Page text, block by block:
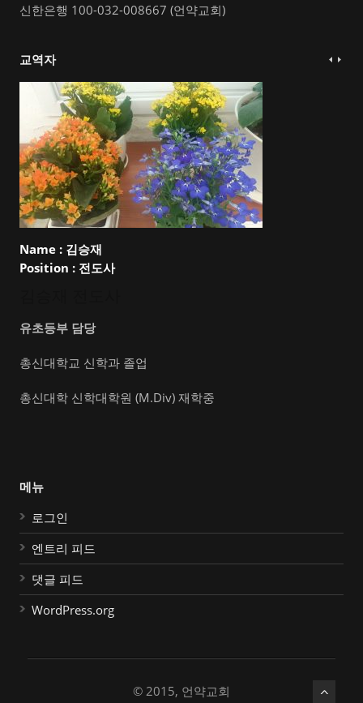
신한은행 100-032-008667 (언약교회)
교역자
Name : 김승재
Position : 전도사
유초등부 담당
총신대학교 신학과 졸업
총신대학 신학대학원 (M.Div) 재학중
메뉴
로그인
엔트리 피드
댓글 피드
WordPress.org
© 2015, 언약교회